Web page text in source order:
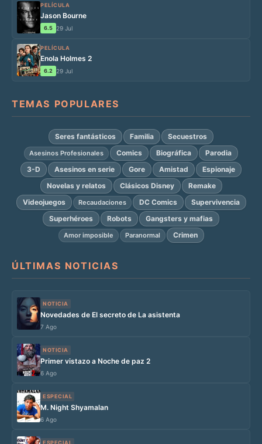
PELÍCULA
Jason Bourne
6.5 29 Jul
PELÍCULA
Enola Holmes 2
6.2 29 Jul
TEMAS POPULARES
Seres fantásticos Familia Secuestros
Asesinos Profesionales Comics Biográfica
Parodia
3-D
Asesinos en serie Gore Amistad
Espionaje
Novelas y relatos
Clásicos Disney
Remake
Videojuegos
Recaudaciones DC Comics
Supervivencia
Superhéroes
Robots Gangsters y mafias
Amor imposible Paranormal Crimen
ÚLTIMAS NOTICIAS
NOTICIA
Novedades de El secreto de La asistenta
7 Ago
NOTICIA
Primer vistazo a Noche de paz 2
6 Ago
ESPECIAL
M. Night Shyamalan
6 Ago
ESPECIAL